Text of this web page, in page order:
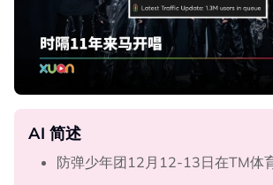
AI 简述
防弹少年团12月12-13日在TM体